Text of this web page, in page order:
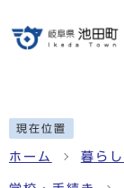
現在位置
ホーム 暮ら